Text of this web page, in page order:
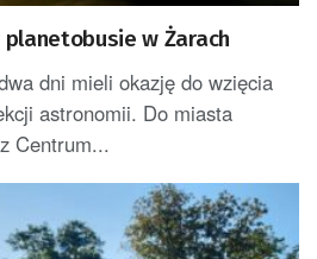
w Żarach
dni mieli okazję do wzięcia
astronomii. Do miasta
Centrum...